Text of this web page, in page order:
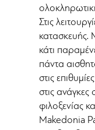
Στις
κατασκευής.
κάτι
πάντα
στις
στις ανάγκες
φιλοξενίας
Makedonia